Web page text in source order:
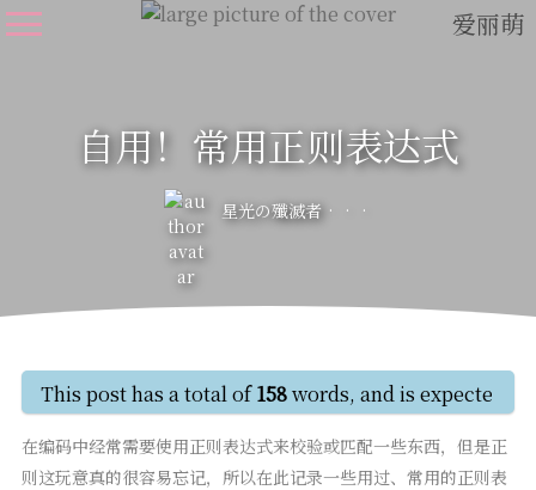
爱丽萌
自用！常用正则表达式
星光の殲滅者
This post has a total of158words, and is expected
在编码中经常需要使用正则表达式来校验或匹配一些东西，但是正
则这玩意真的很容易忘记，所以在此记录一些用过、常用的正则表